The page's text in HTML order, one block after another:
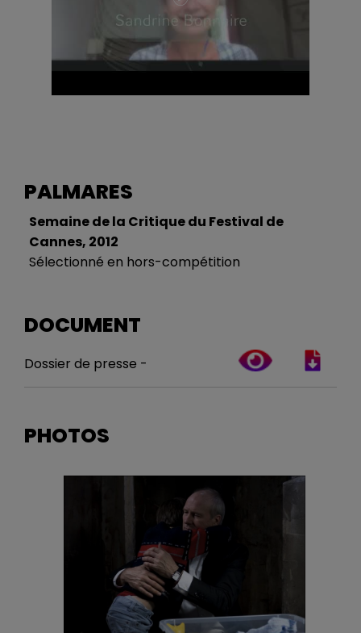
PALMARES
Semaine de la Critique du Festival de
Cannes, 2012
Sélectionné en hors-compétition
DOCUMENT
Dossier de presse -
PHOTOS